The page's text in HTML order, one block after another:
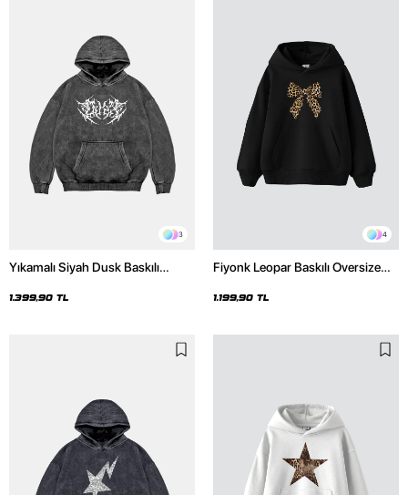
3
Yıkamalı Siyah Dusk Baskılı
1.399,90 TL
4
Fiyonk Leopar Baskılı Oversize
1.199,90 TL